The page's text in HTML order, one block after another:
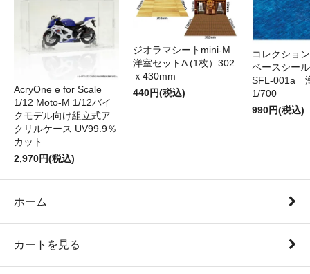
AcryOne e for Scale
1/12 Moto-M 1/12バイ
クモデル向け組立式ア
クリルケース UV99.9％
カット
2,970円(税込)
ジオラマシートmini-M
洋室セットA (1枚）302
ｘ430mm
440円(税込)
コレクショ
ベースシー
SFL-001a
1/700
990円(税込)
ホーム
カートを見る